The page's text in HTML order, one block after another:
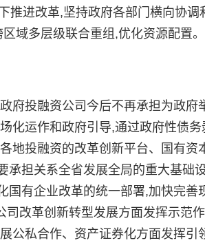
进改革,坚持政府各部门横向协调
域多层级联合重组,优化资源配置。
投融资公司今后不再承担为政府
化运作和政府引导,通过政府性债务
地投融资的改革创新平台、国有资
承担关系全省发展全局的重大基础
有企业改革的统一部署,加快完善
改革创新转型发展方面发挥示范
公私合作、资产证券化方面发挥引